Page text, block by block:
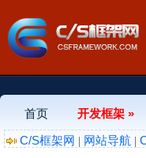
首页 开发框架 »
C/S框架网 | 网站导航 |